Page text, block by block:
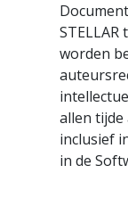
worden
allen tijde
inclusief
in de